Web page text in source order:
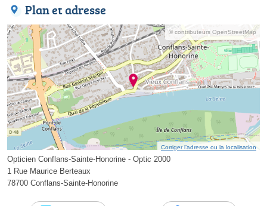
Plan et adresse
© contributeurs OpenStreetMap
Corriger l’adresse ou la localisation
Opticien Conflans-Sainte-Honorine - Optic 2000
1 Rue Maurice Berteaux
78700 Conflans-Sainte-Honorine